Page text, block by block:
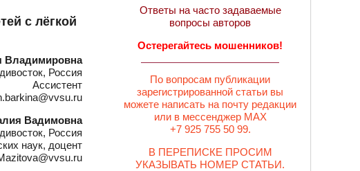
с лёгкой
Владимировна
Россия
Ассистент
Вадимовна
Россия
наук, доцент
Ответы на часто задаваемые
вопросы авторов
Остерегайтесь мошенников!
По вопросам публикации
зарегистрированной статьи вы
можете написать на почту редакции
или в мессенджер MAX
+7 925 755 50 99.
В ПЕРЕПИСКЕ ПРОСИМ
УКАЗЫВАТЬ НОМЕР СТАТЬИ.